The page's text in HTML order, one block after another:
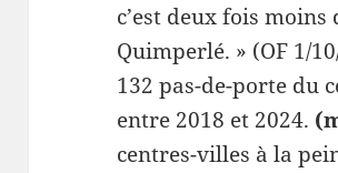
c’est deux fois
Quimperlé. » (OF 1/
132 pas-de-porte du
entre 2018 et 2024.
centres-villes à la